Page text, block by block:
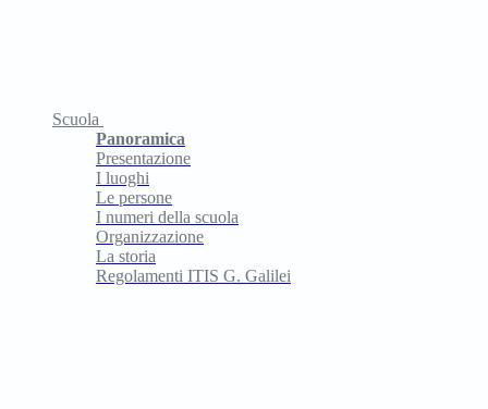
Scuola
Panoramica
Presentazione
I luoghi
Le persone
I numeri della scuola
Organizzazione
La storia
Regolamenti ITIS G. Galilei